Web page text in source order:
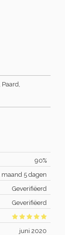
Paard,
90%
maand 5 dagen
Geverifiëerd
Geverifiëerd
juni 2020